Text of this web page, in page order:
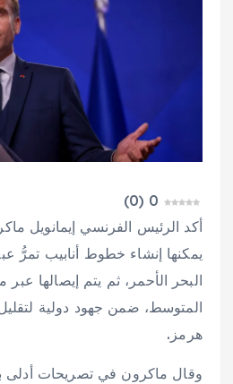
0
(
0
)
أكد الرئيس الفرنسي إيمانويل
يمكنها إنشاء خطوط أنابيب تمرُّ
البحر الأحمر، ثم يتم إيصالها
المتوسط، ضمن جهود دولية
هرمز.